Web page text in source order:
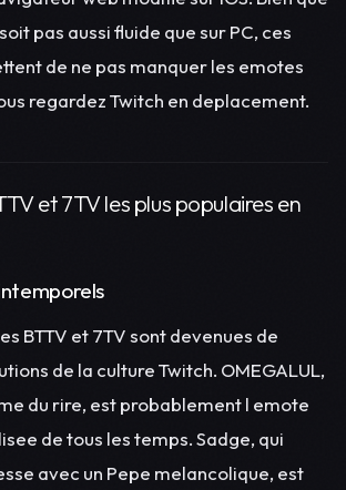
pas aussi fluide que sur PC, ces
de ne pas manquer les emotes
regardez Twitch en deplacement.
et 7TV les plus populaires en
BTTV et 7TV sont devenues de
de la culture Twitch. OMEGALUL,
du rire, est probablement l emote
de tous les temps. Sadge, qui
avec un Pepe melancolique, est